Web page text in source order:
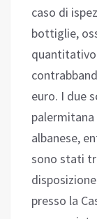
caso di
bottiglie,
euro. I due
palermitana
albanese,
sono stati
presso la